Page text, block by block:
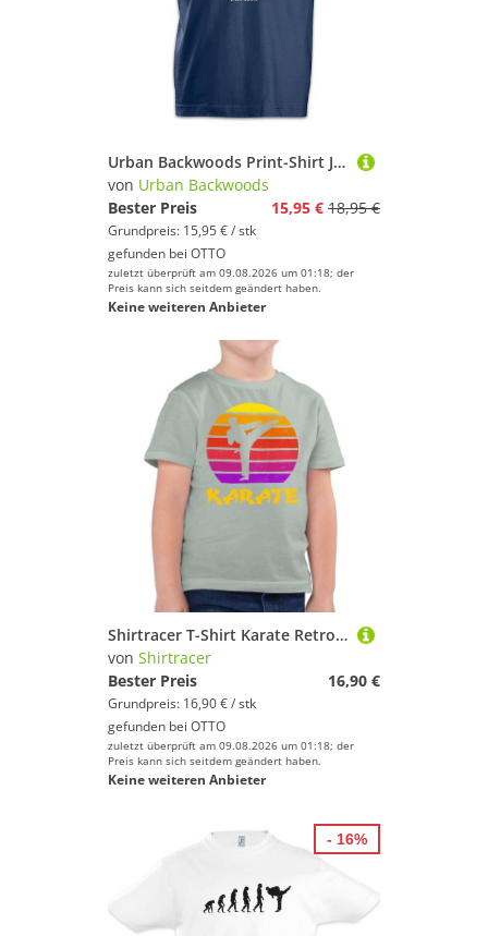
Urban Backwoods Print-Shirt Jeet Kune Do Academy Kinder T-Shirt Bruce Kung Fu Martial Arts Lee (1-tlg) China Kampfsport Karate Kickboxing
von Urban Backwoods
Bester Preis
15,95 € 18,95 €
Grundpreis: 15,95 € / stk
gefunden bei OTTO
zuletzt überprüft am 09.08.2026 um 01:18; der
Preis kann sich seitdem geändert haben.
Keine weiteren Anbieter
Shirtracer T-Shirt Karate Retro Sonne (1-tlg) Kinder Sport Kleidung
von Shirtracer
Bester Preis
16,90 €
Grundpreis: 16,90 € / stk
gefunden bei OTTO
zuletzt überprüft am 09.08.2026 um 01:18; der
Preis kann sich seitdem geändert haben.
Keine weiteren Anbieter
- 16%